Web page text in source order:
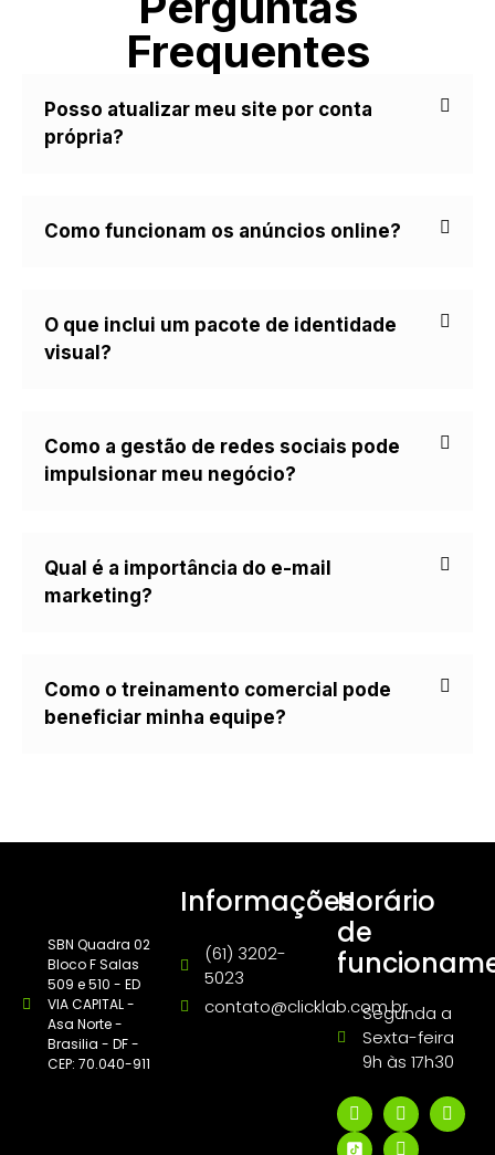
Frequentes
Posso atualizar meu site por conta
própria?
Como funcionam os anúncios online?
O que inclui um pacote de identidade
visual?
Como a gestão de redes sociais pode
impulsionar meu negócio?
Qual é a importância do e-mail
marketing?
Como o treinamento comercial pode
beneficiar minha equipe?
SBN Quadra 02
Bloco F Salas
509 e 510 - ED
VIA CAPITAL -
Asa Norte -
Brasilia - DF -
CEP: 70.040-911
Informações
(61) 3202-
5023
contato@clicklab.com.br
Horário
de
Segunda a
Sexta-feira
9h às 17h30